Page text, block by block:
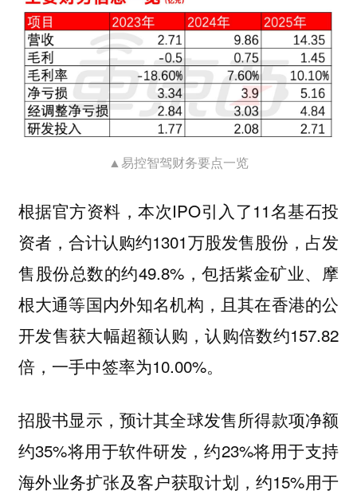
▲易控智驾财务要点一览
根据官方资料，本次IPO引入了11名基石投
资者，合计认购约1301万股发售股份，占发
售股份总数的约49.8%，包括紫金矿业、摩
根大通等国内外知名机构，且其在香港的公
开发售获大幅超额认购，认购倍数约157.82
倍，一手中签率为10.00%。
招股书显示，预计其全球发售所得款项净额
约35%将用于软件研发，约23%将用于支持
海外业务扩张及客户获取计划，约15%用于